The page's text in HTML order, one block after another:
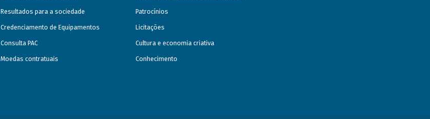
Resultados para a sociedade
Credenciamento de Equipamentos
Consulta PAC
Moedas contratuais
Patrocínios
Licitações
Cultura e economia criativa
Conhecimento